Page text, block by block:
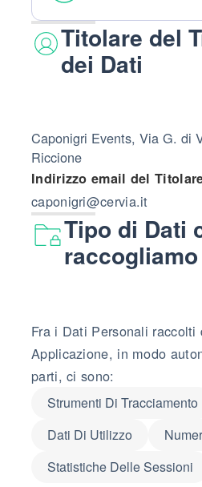
Titolare del
dei Dati
Caponigri Events, Via G. di
Riccione
Indirizzo email del
caponigri@cervia.it
Tipo di Dati
raccogliamo
Fra i Dati Personali raccolti
Applicazione, in modo
parti, ci sono:
Strumenti Di Tracciamento
Dati Di Utilizzo
Statistiche Delle Sessioni